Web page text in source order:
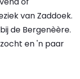
van Zaddoek.
de Bergenèère.
en 'n paar